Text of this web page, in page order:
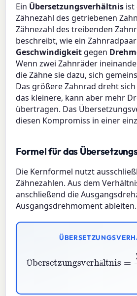
Ein Übersetzungsverhältnis ist
Zähnezahl des getriebenen
Zähnezahl des treibenden
beschreibt, wie ein
Geschwindigkeit gegen
Wenn zwei Zahnräder
die Zähne sie dazu, sich
Das größere Zahnrad dreht
das kleinere, kann aber mehr
übertragen. Das
diesen Kompromiss in einer
Formel für das
Die Kernformel nutzt
Zähnezahlen. Aus dem
anschließend die
Ausgangsdrehmoment ableiten.
Ü ä
Zähne des getriebenen Zahnrads
Zähne des treibenden